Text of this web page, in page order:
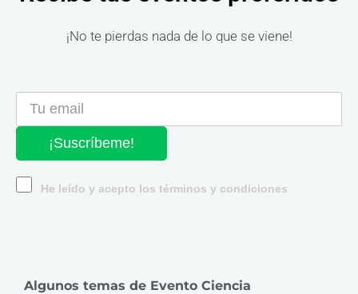
¡No te pierdas nada de lo que se viene!
¡Suscríbeme!
He leído y acepto los términos y condiciones
Algunos temas de Evento Ciencia